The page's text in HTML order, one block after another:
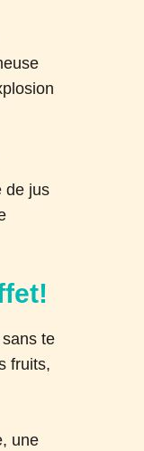
de jus
te
fruits,
une